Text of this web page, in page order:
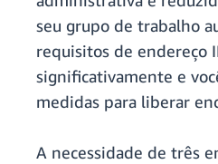
seu grupo de trabalho
requisitos de endereço
significativamente e
medidas para liberar
A necessidade de três